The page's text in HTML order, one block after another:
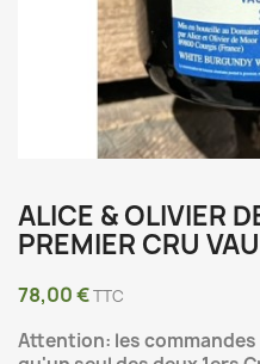
ALICE & OLIVIER
PREMIER CRU
78,00 €TTC
Attention: les